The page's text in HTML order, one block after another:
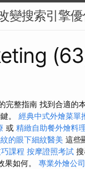
變搜索引擎
完整指南 找到合適的
。 經典中式外燴菜單
或 精緻自助餐外燴料
的眼下細紋醫美 這些
課程 按摩證照考試
果如何。 專業外燴公